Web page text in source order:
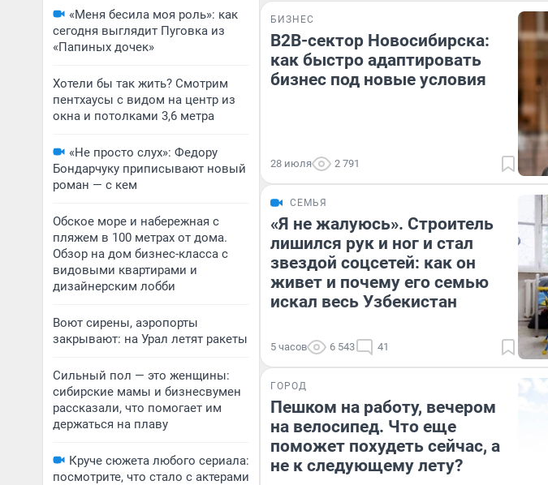
«Меня бесила моя роль»: как
сегодня выглядит Пуговка из
«Папиных дочек»
Хотели бы так жить? Смотрим
пентхаусы с видом на центр из
окна и потолками 3,6 метра
«Не просто слух»: Федору
Бондарчуку приписывают новый
роман — с кем
Обское море и набережная с
пляжем в 100 метрах от дома.
Обзор на дом бизнес-класса с
видовыми квартирами и
дизайнерским лобби
Воют сирены, аэропорты
закрывают: на Урал летят ракеты
Сильный пол — это женщины:
сибирские мамы и бизнесвумен
рассказали, что помогает им
держаться на плаву
Круче сюжета любого сериала:
посмотрите, что стало с актерами
БИЗНЕС
B2B-сектор Новосибирска:
как быстро адаптировать
бизнес под новые условия
28 июля 2 791
СЕМЬЯ
«Я не жалуюсь». Строитель
лишился рук и ног и стал
звездой соцсетей: как он
живет и почему его семью
искал весь Узбекистан
5 часов 6 543 41
ГОРОД
Пешком на работу, вечером
на велосипед. Что еще
поможет похудеть сейчас, а
не к следующему лету?